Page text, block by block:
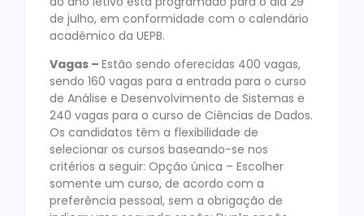
de julho, em conformidade com o calendário
acadêmico da UEPB.
Vagas – Estão sendo oferecidas 400 vagas,
sendo 160 vagas para a entrada para o curso
de Análise e Desenvolvimento de Sistemas e
240 vagas para o curso de Ciências de Dados.
Os candidatos têm a flexibilidade de
selecionar os cursos baseando-se nos
critérios a seguir: Opção única – Escolher
somente um curso, de acordo com a
preferência pessoal, sem a obrigação de